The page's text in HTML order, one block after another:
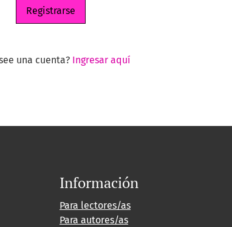
Registrarse
una cuenta? Ingresar aquí
Información
Para lectores/as
Para autores/as